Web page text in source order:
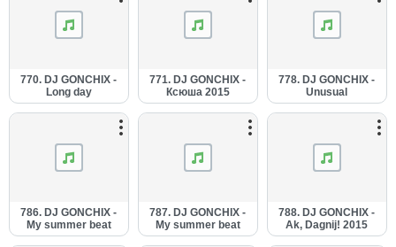
770. DJ GONCHIX -
Long day
(05.01.2015.).mp3
771. DJ GONCHIX -
Ксюша 2015
(05.01.2015.).mp3
778. DJ GONCHIX -
Unusual
(20.02.2015.).mp3
786. DJ GONCHIX -
My summer beat
(10.03.2015.).mp3
787. DJ GONCHIX -
My summer beat
(Step edit)
788. DJ GONCHIX -
Ak, Dagnij! 2015
(Instrumental)